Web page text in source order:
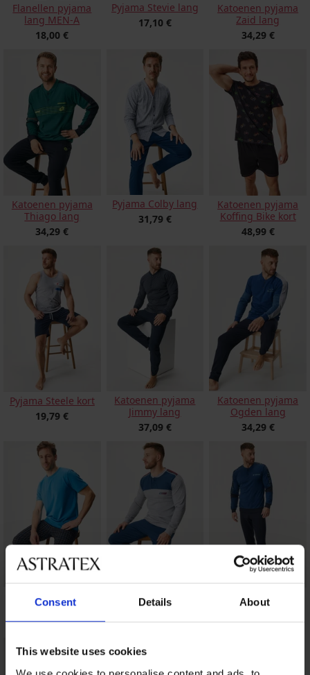
Consent Details About
This website uses cookies
Flanellen pyjama
lang MEN-A
18,00 €
Pyjama Stevie lang
17,10 €
Katoenen pyjama
Zaid lang
34,29 €
Katoenen pyjama
Thiago lang
34,29 €
Pyjama Colby lang
31,79 €
Katoenen pyjama
Koffing Bike kort
48,99 €
Pyjama Steele kort
19,79 €
Katoenen pyjama
Jimmy lang
37,09 €
Katoenen pyjama
Ogden lang
34,29 €
Katoenen pyjama
Falcon lang
37,09 €
Katoenen pyjama
Bjorn lang
38,49 €
Katoenen pyjama
Estrado lang
34,29 €